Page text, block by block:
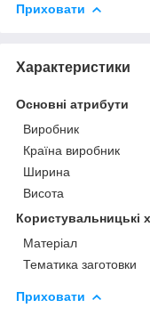
Приховати
Характеристики
Основні атрибути
Виробник
Країна виробник
Ширина
Висота
Користувальницькі
Матеріал
Тематика заготовки
Приховати